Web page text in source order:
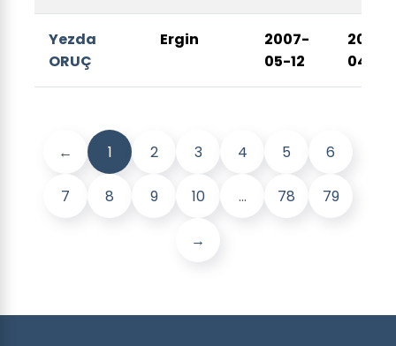
Yezda
ORUÇ
Ergin
2007-
05-12
2026-
04-10
← 1 2 3 4 5 6
7 8 9 10 ... 78 79
→